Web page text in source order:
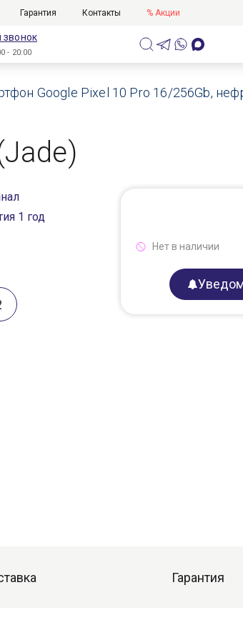
Гарантия Контакты % Акции
- 20:00
Google Pixel 10 Pro 16/256Gb,
1 год
Нет в наличии
Гарантия